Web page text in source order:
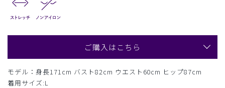
ご購入はこちら
モデル：身長171cm バスト82cm ウエスト60cm ヒップ87cm
着用サイズ:L